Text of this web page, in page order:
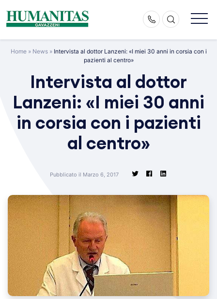
content
Home» News» Intervista al dottor Lanzeni: «I miei 30 anni in corsia con i
pazienti al centro»
Intervista al dottor
Lanzeni: «I miei 30 anni
in corsia con i pazienti
al centro»
Pubblicato il Marzo 6, 2017